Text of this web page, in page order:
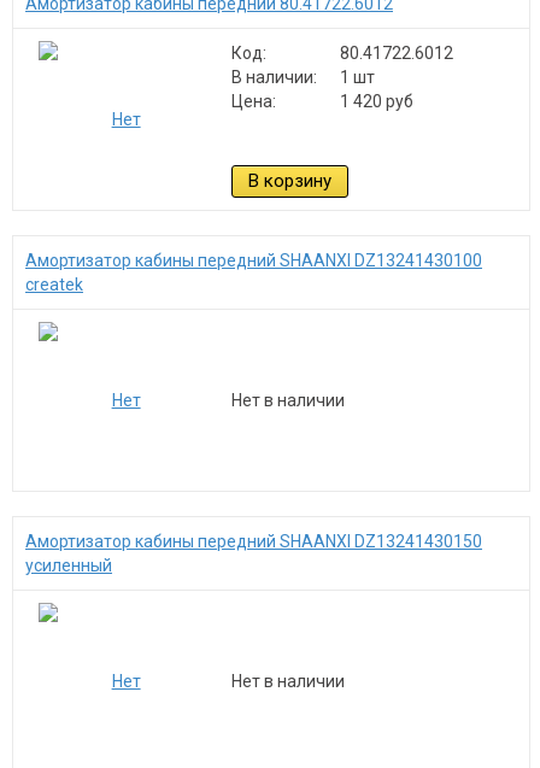
Код:
80.41722.6012
В наличии:
1 шт
Цена:
1 420 руб
В корзину
Амортизатор кабины передний SHAANXI DZ13241430100
createk
Нет в наличии
Амортизатор кабины передний SHAANXI DZ13241430150
усиленный
Нет в наличии